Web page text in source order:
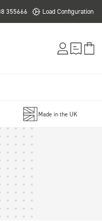
355666 Load Configuration
Made in the UK